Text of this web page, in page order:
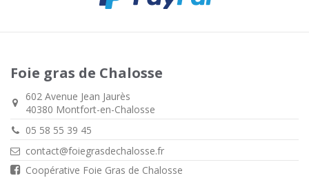
Foie gras de Chalosse
602 Avenue Jean Jaurès
40380 Montfort-en-Chalosse
05 58 55 39 45
contact@foiegrasdechalosse.fr
Coopérative Foie Gras de Chalosse